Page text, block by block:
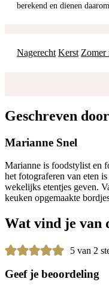
berekend en dienen
Nagerecht Kerst Zomer
Geschreven
Marianne Snel
Marianne is foodstylist en
het fotograferen van eten
wekelijks etentjes geven.
keuken opgemaakte
Wat vind je van
5 van 2
Geef je beoordeling